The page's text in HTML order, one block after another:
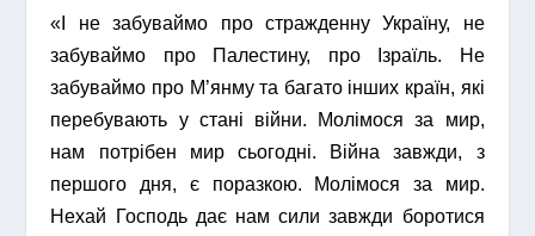
«І не забуваймо про стражденну Україну, не
забуваймо про Палестину, про Ізраїль. Не
забуваймо про М’янму та багато інших країн, які
перебувають у стані війни. Молімося за мир,
нам потрібен мир сьогодні. Війна завжди, з
першого дня, є поразкою. Молімося за мир.
Нехай Господь дає нам сили завжди боротися